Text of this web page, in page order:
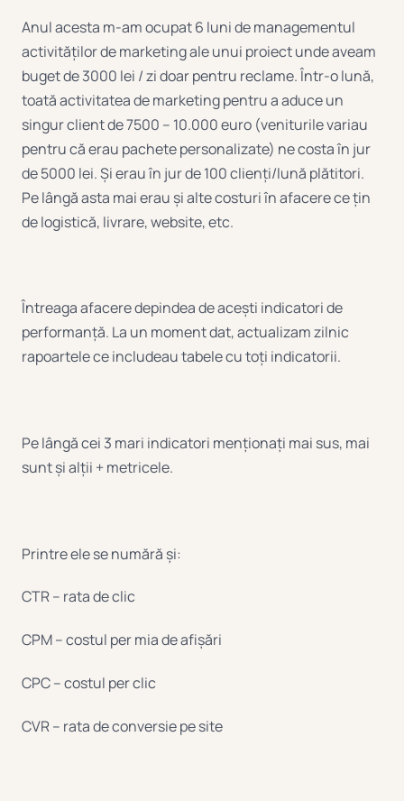
Anul acesta m-am ocupat 6 luni de managementul
activităților de marketing ale unui proiect unde aveam
buget de 3000 lei / zi doar pentru reclame. Într-o lună,
toată activitatea de marketing pentru a aduce un
singur client de 7500 – 10.000 euro (veniturile variau
pentru că erau pachete personalizate) ne costa în jur
de 5000 lei. Și erau în jur de 100 clienți/lună plătitori.
Pe lângă asta mai erau și alte costuri în afacere ce țin
de logistică, livrare, website, etc.
Întreaga afacere depindea de acești indicatori de
performanță. La un moment dat, actualizam zilnic
rapoartele ce includeau tabele cu toți indicatorii.
Pe lângă cei 3 mari indicatori menționați mai sus, mai
sunt și alții + metricele.
Printre ele se numără și:
CTR – rata de clic
CPM – costul per mia de afișări
CPC – costul per clic
CVR – rata de conversie pe site